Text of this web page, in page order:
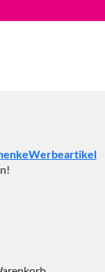
Werbeartikel